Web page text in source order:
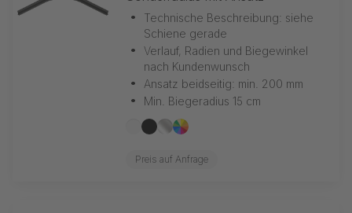
•
Technische Beschreibung: siehe
Schiene gerade
•
Verlauf, Radien und Biegewinkel
nach Kundenwunsch
• Ansatz beidseitig: min. 200 mm
•
Min. Biegeradius 15 cm
weißschwarz
silbernach RAL
Preis auf Anfrage